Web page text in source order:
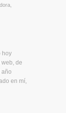
,
hoy
de
año
en mí,